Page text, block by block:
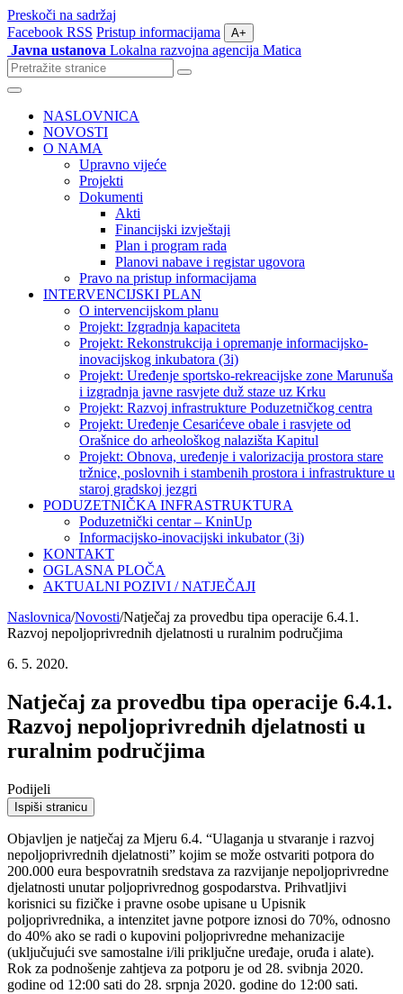
Preskoči na sadržaj
Facebook RSS Pristup informacijama A+
Javna ustanova Lokalna razvojna agencija Matica
Pretraži
stranice
Izbornik
NASLOVNICA
NOVOSTI
O NAMA
Upravno vijeće
Projekti
Dokumenti
Akti
Financijski izvještaji
Plan i program rada
Planovi nabave i registar ugovora
Pravo na pristup informacijama
INTERVENCIJSKI PLAN
O intervencijskom planu
Projekt: Izgradnja kapaciteta
Projekt: Rekonstrukcija i opremanje informacijsko-
inovacijskog inkubatora (3i)
Projekt: Uređenje sportsko-rekreacijske zone Marunuša
i izgradnja javne rasvjete duž staze uz Krku
Projekt: Razvoj infrastrukture Poduzetničkog centra
Projekt: Uređenje Cesarićeve obale i rasvjete od
Orašnice do arheološkog nalazišta Kapitul
Projekt: Obnova, uređenje i valorizacija prostora stare
tržnice, poslovnih i stambenih prostora i infrastrukture u
staroj gradskoj jezgri
PODUZETNIČKA INFRASTRUKTURA
Poduzetnički centar – KninUp
Informacijsko-inovacijski inkubator (3i)
KONTAKT
OGLASNA PLOČA
AKTUALNI POZIVI / NATJEČAJI
Naslovnica/Novosti/Natječaj za provedbu tipa operacije 6.4.1.
Razvoj nepoljoprivrednih djelatnosti u ruralnim područjima
6. 5. 2020.
Natječaj za provedbu tipa operacije 6.4.1.
Razvoj nepoljoprivrednih djelatnosti u
ruralnim područjima
Podijeli
Ispiši stranicu
Objavljen je natječaj za Mjeru 6.4. “Ulaganja u stvaranje i razvoj
nepoljoprivrednih djelatnosti” kojim se može ostvariti potpora do
200.000 eura bespovratnih sredstava za razvijanje nepoljoprivredne
djelatnosti unutar poljoprivrednog gospodarstva. Prihvatljivi
korisnici su fizičke i pravne osobe upisane u Upisnik
poljoprivrednika, a intenzitet javne potpore iznosi do 70%, odnosno
do 40% ako se radi o kupovini poljoprivredne mehanizacije
(uključujući sve samostalne i/ili priključne uređaje, oruđa i alate).
Rok za podnošenje zahtjeva za potporu je od 28. svibnja 2020.
godine od 12:00 sati do 28. srpnja 2020. godine do 12:00 sati.